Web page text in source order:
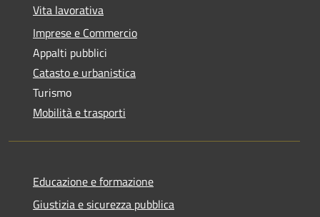
Vita lavorativa
Imprese e Commercio
Appalti pubblici
Catasto e urbanistica
Turismo
Mobilità e trasporti
Educazione e formazione
Giustizia e sicurezza pubblica